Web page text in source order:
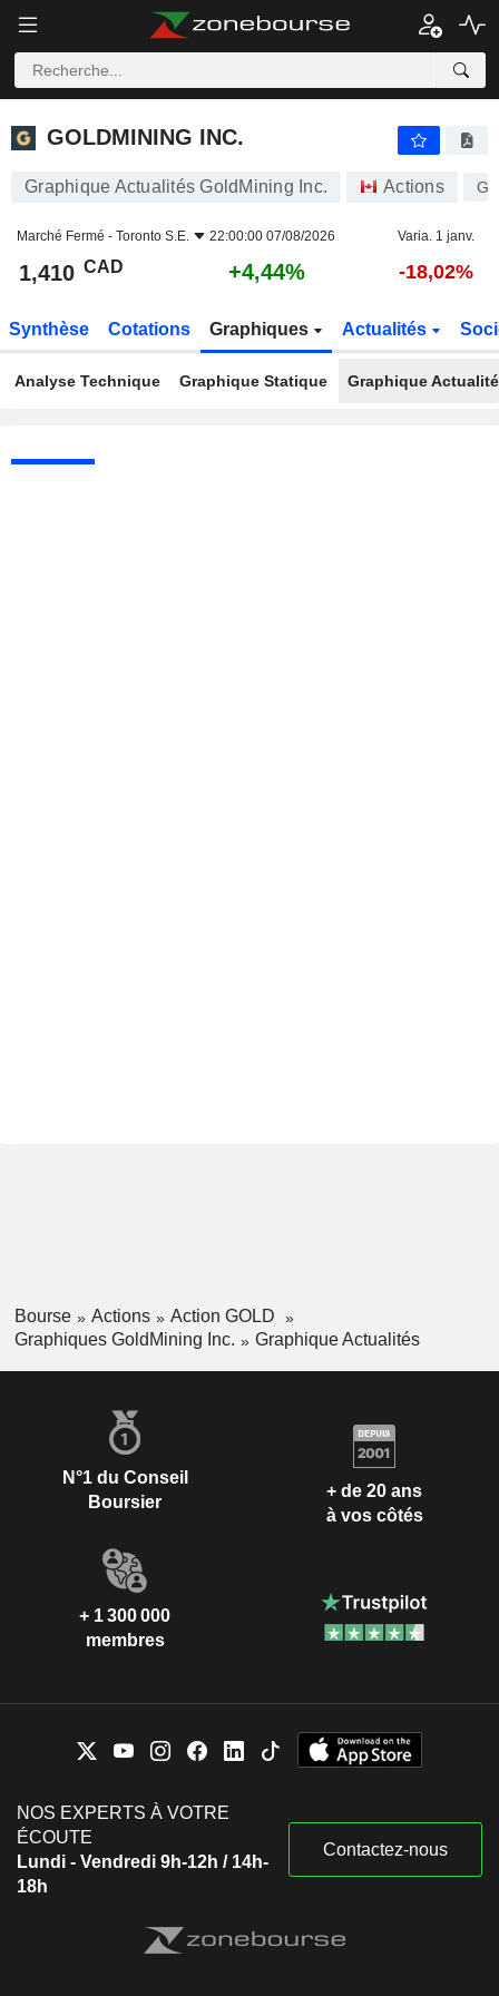
GOLDMINING INC.
GOLDMINING INC.
Graphique Actualités GoldMining Inc. Actions
Marché Fermé - Toronto S.E. 22:00:00 07/08/2026 Varia. 1 janv.
1,410 CAD +4,44% -18,02%
Synthèse Cotations Graphiques Actualités
Analyse Technique Graphique Statique Graphique
Bourse Actions
Action GOLD
Graphiques GoldMining Inc.
Graphique Actualités
N°1 du Conseil
Boursier
+ de 20 ans
à vos côtés
+ 1 300 000
membres
NOS EXPERTS À VOTRE
ÉCOUTE
Lundi - Vendredi 9h-12h / 14h-
18h
Contactez-nous